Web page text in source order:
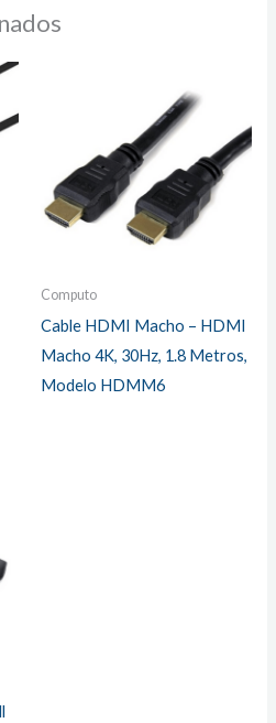
Computo
Cable HDMI Macho – HDMI
Macho 4K, 30Hz, 1.8 Metros,
Modelo HDMM6